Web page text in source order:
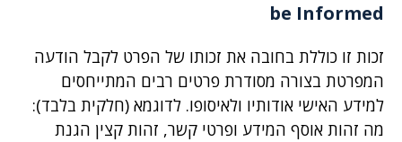
be Informed
זכות זו כוללת בחובה את זכותו של הפרט לקבל הודעה
המפרטת בצורה מסודרת פרטים רבים המתייחסים
למידע האישי אודותיו ולאיסופו. לדוגמא (חלקית בלבד):
מה זהות אוסף המידע ופרטי קשר, זהות קצין הגנת